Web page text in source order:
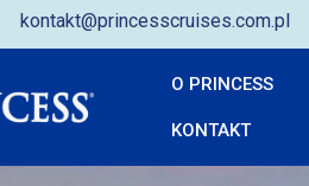
kontakt@princesscruises.com.pl
O PRINCESS
KONTAKT